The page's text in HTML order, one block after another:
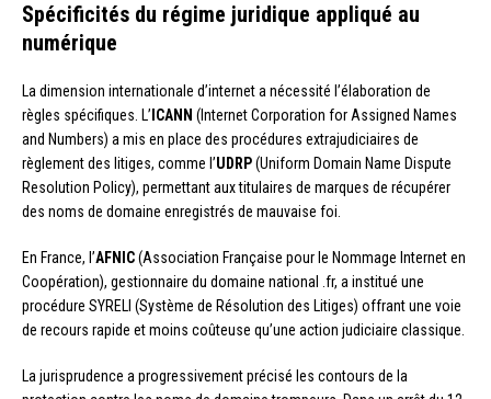
Spécificités du régime juridique appliqué au
numérique
La dimension internationale d’internet a nécessité l’élaboration de
règles spécifiques. L’ ICANN (Internet Corporation for Assigned Names
and Numbers) a mis en place des procédures extrajudiciaires de
règlement des litiges, comme l’UDRP(Uniform Domain Name Dispute
Resolution Policy), permettant aux titulaires de marques de récupérer
des noms de domaine enregistrés de mauvaise foi.
En France, l’AFNIC(Association Française pour le Nommage Internet en
Coopération), gestionnaire du domaine national .fr, a institué une
procédure SYRELI (Système de Résolution des Litiges) offrant une voie
de recours rapide et moins coûteuse qu’une action judiciaire classique.
La jurisprudence a progressivement précisé les contours de la